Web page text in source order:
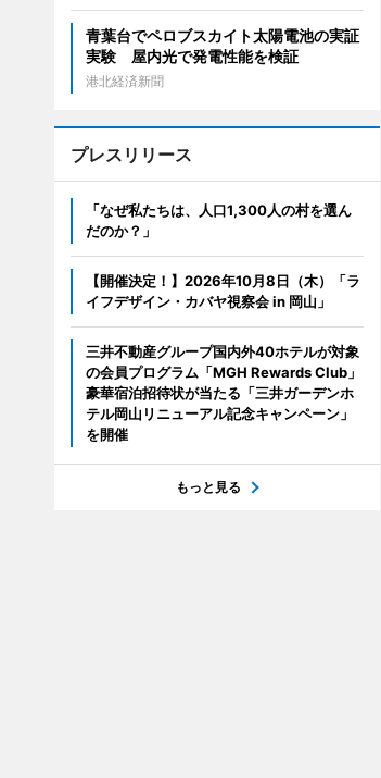
青葉台でペロブスカイト太陽電池の実証
実験 屋内光で発電性能を検証
港北経済新聞
プレスリリース
「なぜ私たちは、人口1,300人の村を選ん
だのか？」
【開催決定！】2026年10月8日（木）「ラ
イフデザイン・カバヤ視察会 in 岡山」
三井不動産グループ国内外40ホテルが対象
の会員プログラム「MGH Rewards Club」
豪華宿泊招待状が当たる「三井ガーデンホ
テル岡山リニューアル記念キャンペーン」
を開催
もっと見る